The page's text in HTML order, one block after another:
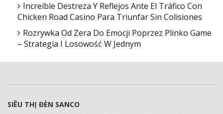
Increíble Destreza Y Reflejos Ante El Tráfico Con
Chicken Road Casino Para Triunfar Sin Colisiones
Rozrywka Od Zera Do Emocji Poprzez Plinko Game
– Strategia I Losowość W Jednym
SIÊU THỊ ĐÈN SANCO